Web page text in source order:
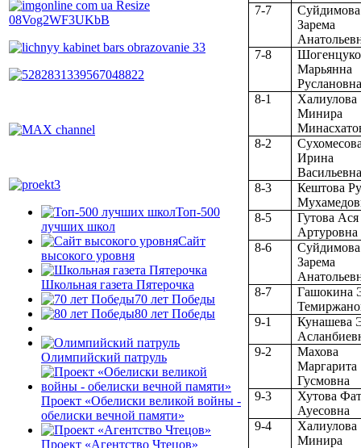
Топ-500
лучших школ
Сайт
высокого уровня
Школьная газета Пятерочка
70 лет Победы
80 лет Победы
Олимпийский патруль
Проект «Обелиски великой войны -
обелиски вечной памяти»
Проект «Агентство Чтецов»
7-7
Суйдимова
Зарема
7-8
Марьянна
8-1
Халиулова
Минира
8-2
Ирина
8-3
Кештова
8-5
Гутова Ася
Артуровна
8-6
Суйдимова
Зарема
8-7
Гашокина
9-1
Кунашева
9-2
Махова
Маргарита
Гусмовна
9-3
Хутова
Ауесовна
9-4
Халиулова
Минира